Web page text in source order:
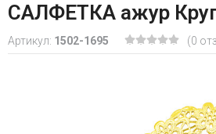
САЛФЕТКА ажур
Артикул: 1502-1695 (0